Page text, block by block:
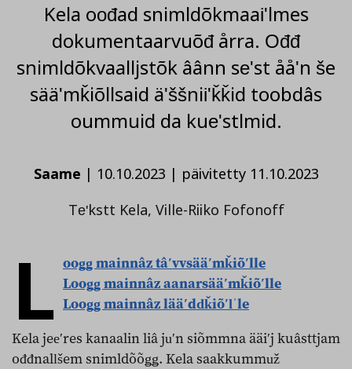
Kela oođad snimldõkmaaiʹlmes
dokumentaarvuõđ årra. Ođđ
snimldõkvaalljstõk âânn seʹst ååʹn še
sääʹmǩiõllsaid äʹššniiʹǩǩid toobdâs
oummuid da kueʹstlmid.
Saame | 10.10.2023 | päivitetty 11.10.2023
Teʹkstt Kela, Ville-Riiko Fofonoff
L ooǥǥmainnâz tâʹvvsääʹmǩiõʹlle
Looǥǥ mainnâz aanarsääʹmǩiõʹlle
Looǥǥ mainnâz lääʹddǩiõʹlˈle
Kela jeeʹres kanaalin liâ juʹn siõmmna ääiʹj kuâsttjam
ođđnallšem snimldõõǥǥ. Kela saakkummuž